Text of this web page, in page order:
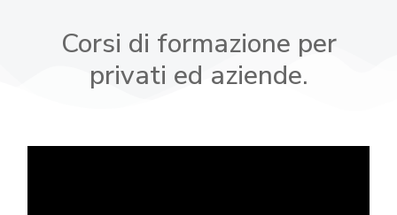
Corsi di formazione per
privati ed aziende.